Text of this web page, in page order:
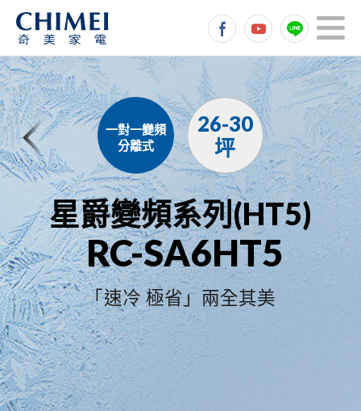
一對一變頻
分離式
26-30
坪
星爵變頻系列(HT5)
RC-SA6HT5
「速冷 極省」兩全其美